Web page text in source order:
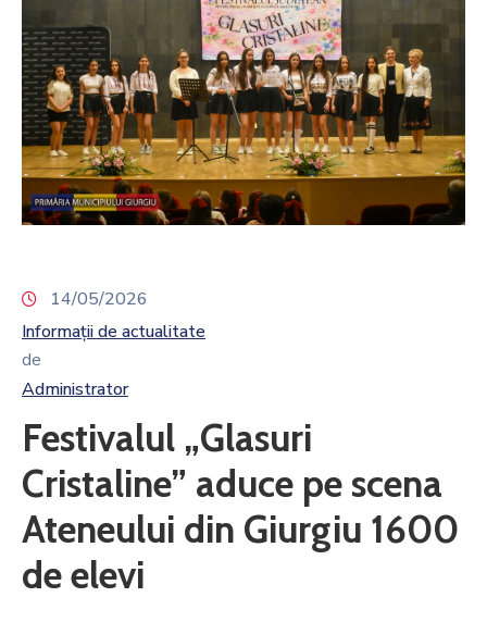
14/05/2026
Informații de actualitate
de
Administrator
Festivalul „Glasuri
Cristaline” aduce pe scena
Ateneului din Giurgiu 1600
de elevi